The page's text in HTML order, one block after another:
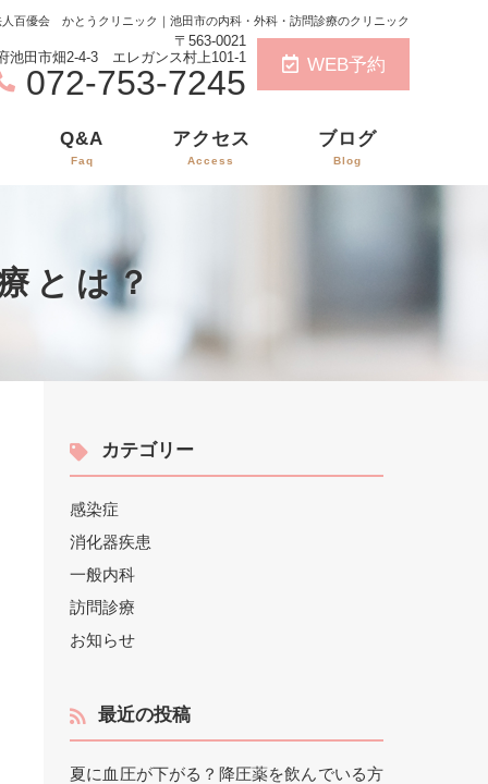
百優会 かとうクリニック｜池田市の内科・外科・訪問診療のクリニック
〒563-0021
池田市畑2-4-3 エレガンス村上101-1
072-753-7245 WEB予約
Q&A
Faq
アクセス
Access
ブログ
Blog
とは？
カテゴリー
感染症
消化器疾患
一般内科
訪問診療
お知らせ
最近の投稿
夏に血圧が下がる？降圧薬を飲んでいる方